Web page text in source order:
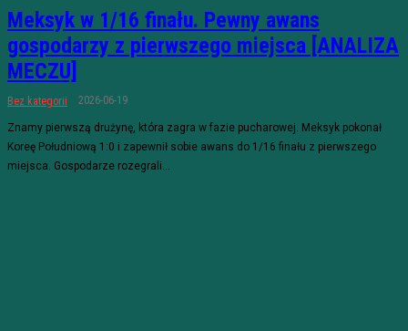
Meksyk w 1/16 finału. Pewny awans
gospodarzy z pierwszego miejsca [ANALIZA
MECZU]
Bez kategorii 2026-06-19
Znamy pierwszą drużynę, która zagra w fazie pucharowej. Meksyk pokonał
Koreę Południową 1:0 i zapewnił sobie awans do 1/16 finału z pierwszego
miejsca. Gospodarze rozegrali...